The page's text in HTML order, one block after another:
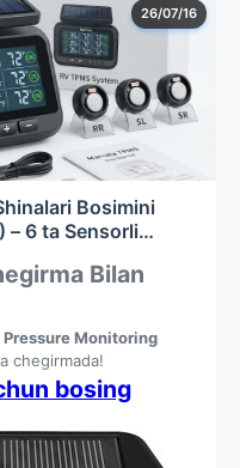
26/07/16
Bosimini
– 6 ta Sensorli
Bilan
Monitoring
chegirmada!
bosing